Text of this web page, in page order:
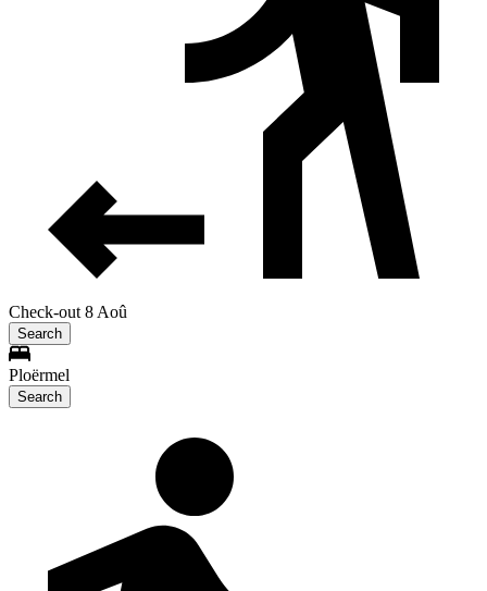
Check-out 8 Aoû
Search
Ploërmel
Search